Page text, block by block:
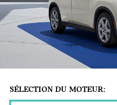
SÉLECTION DU MOTEUR: